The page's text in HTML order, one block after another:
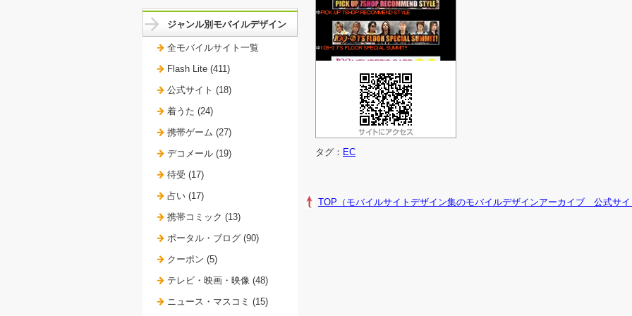
タグ： EC
TOP（モバイルサイトデザイン集のモバイルデザインアーカイブ 公式サイ
ジャンル別モバイルデザイン
全モバイルサイト一覧
Flash Lite (411)
公式サイト (18)
着うた (24)
携帯ゲーム (27)
デコメール (19)
待受 (17)
占い (17)
携帯コミック (13)
ポータル・ブログ (90)
クーポン (5)
テレビ・映画・映像 (48)
ニュース・マスコミ (15)